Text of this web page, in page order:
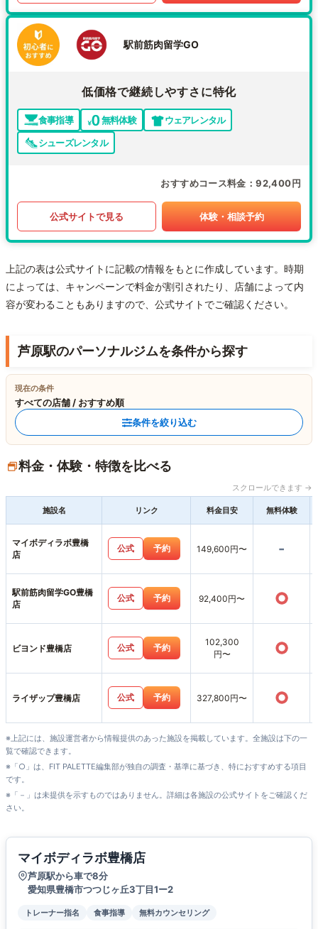
駅前筋肉留学GO
低価格で継続しやすさに特化
食事指導 無料体験
ウェアレンタル
シューズレンタル
おすすめコース料金 92,400円
公式サイトで見る 体験・相談予約
上記の表は公式サイトに記載の情報をもとに作成しています。時期
によっては、キャンペーンで料金が割引されたり、店舗によって内
容が変わることもありますので、公式サイトでご確認ください。
芦原駅のパーソナルジムを条件から探す
現在の条件
すべての店舗 / おすすめ順
条件を絞り込む
料金・体験・特徴を比べる
スクロールできます →
施設名 リンク 料金目安 無料体験
マイボディラボ豊橋
店
公式 予約 149,600円〜 -
駅前筋肉留学GO豊橋
店
公式 予約 92,400円〜 ○
ビヨンド豊橋店 公式 予約
102,300
円〜
○
ライザップ豊橋店 公式 予約 327,800円〜 ○
※上記には、施設運営者から情報提供のあった施設を掲載しています。全施設は下の一
覧で確認できます。
※「○」は、FIT PALETTE編集部が独自の調査・基準に基づき、特におすすめする項目
です。
※「－」は未提供を示すものではありません。詳細は各施設の公式サイトをご確認くだ
さい。
マイボディラボ豊橋店
芦原駅から車で8分
愛知県豊橋市つつじヶ丘3丁目1ー2
トレーナー指名 食事指導 無料カウンセリング